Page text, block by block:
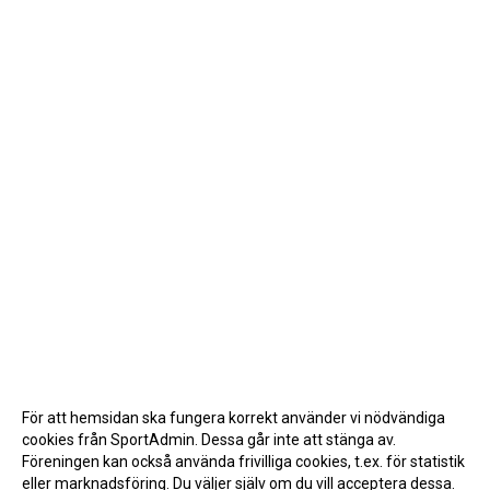
För att hemsidan ska fungera korrekt använder vi nödvändiga
cookies från SportAdmin. Dessa går inte att stänga av.
Föreningen kan också använda frivilliga cookies, t.ex. för statistik
eller marknadsföring. Du väljer själv om du vill acceptera dessa.